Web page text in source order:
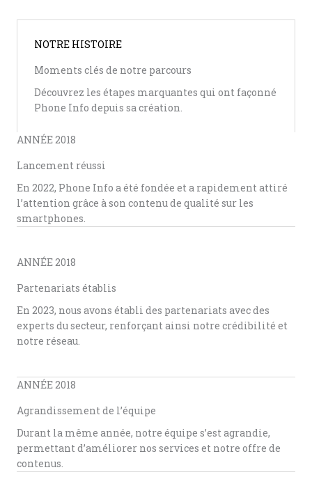
NOTRE HISTOIRE
Moments clés de notre parcours
Découvrez les étapes marquantes qui ont façonné
Phone Info depuis sa création.
ANNÉE 2018
Lancement réussi
En 2022, Phone Info a été fondée et a rapidement attiré
l’attention grâce à son contenu de qualité sur les
smartphones.
ANNÉE 2018
Partenariats établis
En 2023, nous avons établi des partenariats avec des
experts du secteur, renforçant ainsi notre crédibilité et
notre réseau.
ANNÉE 2018
Agrandissement de l’équipe
Durant la même année, notre équipe s’est agrandie,
permettant d’améliorer nos services et notre offre de
contenus.